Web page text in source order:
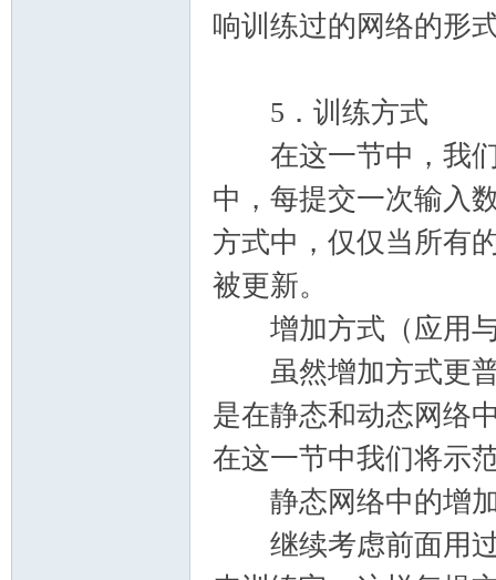
响训练过的网络的形
5．训练方式
在这一节中，我们
中，每提交一次输入
方式中，仅仅当所有
被更新。
增加方式（应用与
虽然增加方式更普
是在静态和动态网络
在这一节中我们将示
静态网络中的增
继续考虑前面用过